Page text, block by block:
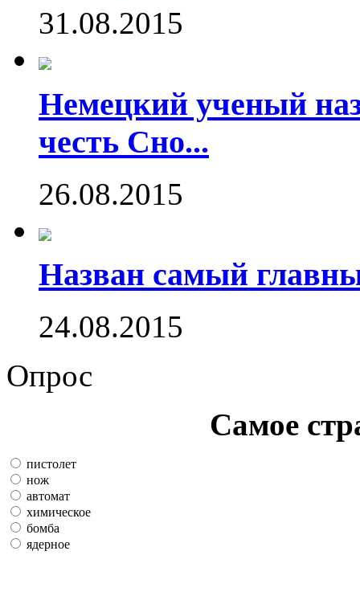
31.08.2015
Немецкий ученый
честь Сно...
26.08.2015
Назван самый
24.08.2015
Опрос
Самое
пистолет
нож
автомат
химическое
бомба
ядерное